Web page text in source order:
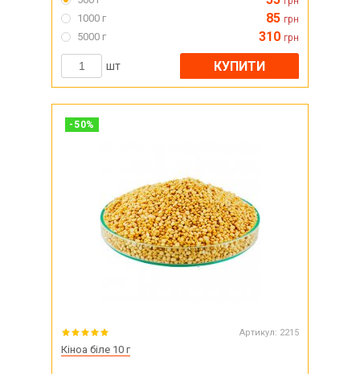
1000 г 85 грн
5000 г 310 грн
шт КУПИТИ
- 50%
Артикул: 2215
Кіноа біле 10 г